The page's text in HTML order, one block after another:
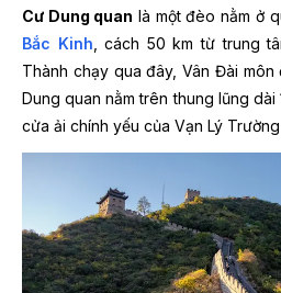
Cư Dung quan là một đèo nằm ở
Bắc Kinh , cách 50 km từ trung
Thành chạy qua đây, Vân Đài môn
Dung quan nằm trên thung lũng
cửa ải chính yếu của Vạn Lý